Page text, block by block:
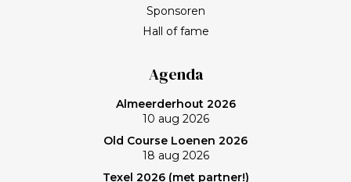
Sponsoren
Hall of fame
Agenda
Almeerderhout 2026
10 aug 2026
Old Course Loenen 2026
18 aug 2026
Texel 2026 (met partner!)